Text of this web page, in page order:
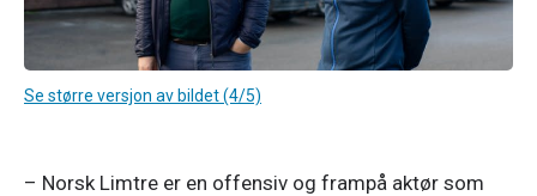
Se større versjon av bildet (4/5)
– Norsk Limtre er en offensiv og frampå aktør som